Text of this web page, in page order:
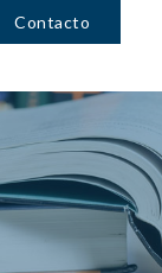
Contacto